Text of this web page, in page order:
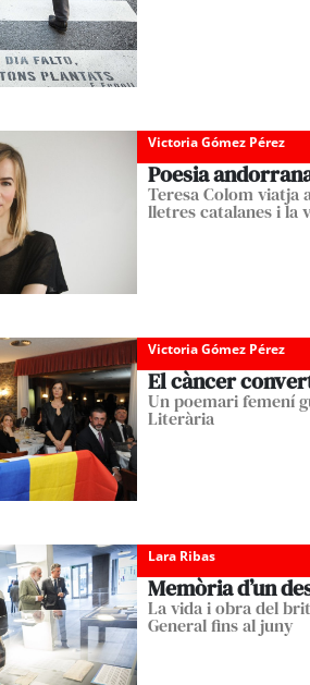
Victoria Gómez Pérez
Poesia
Teresa Colom viatja
lletres catalanes i la
Victoria Gómez Pérez
El càncer
Un poemari femení
Literària
Lara Ribas
Memòria d’un
La vida i obra del
General fins al juny